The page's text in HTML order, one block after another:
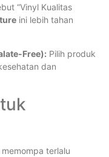
“Vinyl Kualitas
ini lebih tahan
Free): Pilih produk
dan
terlalu